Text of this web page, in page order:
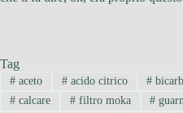
Tag
#aceto #acido citrico #
#calcare #filtro moka #